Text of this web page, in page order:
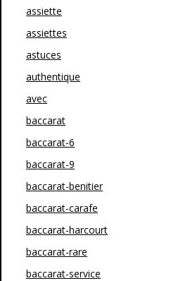
assiette
assiettes
astuces
authentique
avec
baccarat
baccarat-6
baccarat-9
baccarat-benitier
baccarat-carafe
baccarat-harcourt
baccarat-rare
baccarat-service